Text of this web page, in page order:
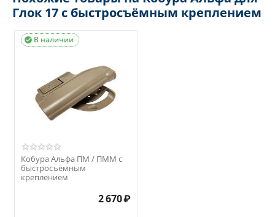
Глок 17 с быстросъёмным креплением
В наличии

Кобура Альфа ПМ / ПММ с
быстросъёмным
креплением
2 670₽